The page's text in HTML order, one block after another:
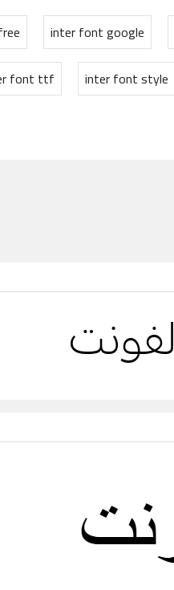
inter font google
inter font style
font ttf